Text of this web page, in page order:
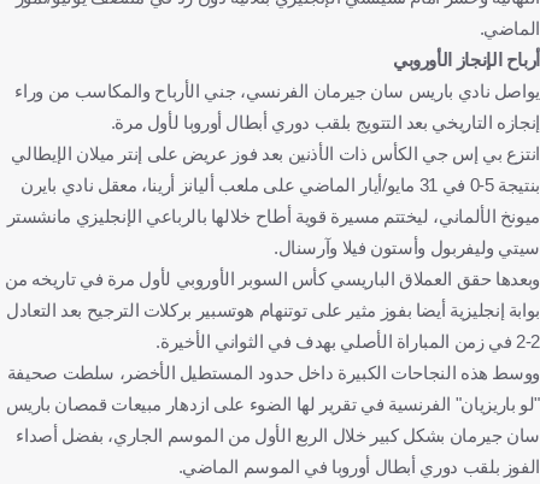
الماضي.
أرباح الإنجاز الأوروبي
يواصل نادي باريس سان جيرمان الفرنسي، جني الأرباح والمكاسب من وراء
إنجازه التاريخي بعد التتويج بلقب دوري أبطال أوروبا لأول مرة.
انتزع بي إس جي الكأس ذات الأذنين بعد فوز عريض على إنتر ميلان الإيطالي
بنتيجة 5-0 في 31 مايو/أيار الماضي على ملعب أليانز أرينا، معقل نادي بايرن
ميونخ الألماني، ليختتم مسيرة قوية أطاح خلالها بالرباعي الإنجليزي مانشستر
سيتي وليفربول وأستون فيلا وآرسنال.
وبعدها حقق العملاق الباريسي كأس السوبر الأوروبي لأول مرة في تاريخه من
بوابة إنجليزية أيضا بفوز مثير على توتنهام هوتسبير بركلات الترجيح بعد التعادل
2-2 في زمن المباراة الأصلي بهدف في الثواني الأخيرة.
ووسط هذه النجاحات الكبيرة داخل حدود المستطيل الأخضر، سلطت صحيفة
"لو باريزيان" الفرنسية في تقرير لها الضوء على ازدهار مبيعات قمصان باريس
سان جيرمان بشكل كبير خلال الربع الأول من الموسم الجاري، بفضل أصداء
الفوز بلقب دوري أبطال أوروبا في الموسم الماضي.